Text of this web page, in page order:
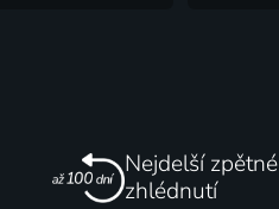
Nejdelší zpětné
zhlédnutí